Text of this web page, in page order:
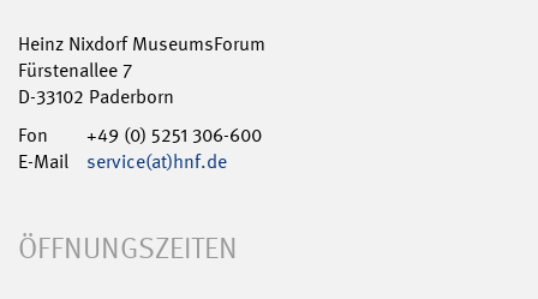
Heinz Nixdorf MuseumsForum
Fürstenallee 7
D-33102 Paderborn
Fon
+49 (0) 5251 306-600
E-Mail
service(at)hnf.de
ÖFFNUNGSZEITEN